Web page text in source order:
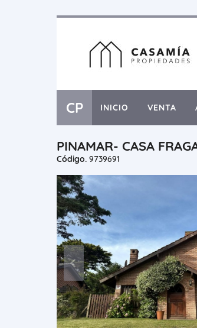
CP INICIO VENTA
PINAMAR- CASA
Código. 9739691